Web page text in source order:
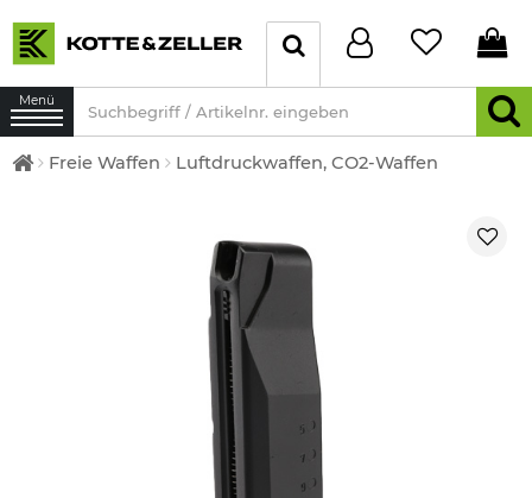
Menü
Freie Waffen Luftdruckwaffen, CO2-Waffen